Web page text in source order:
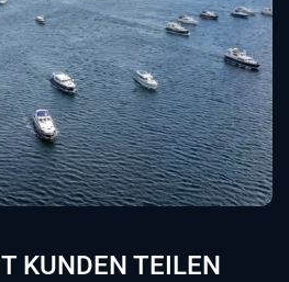
KUNDEN TEILEN